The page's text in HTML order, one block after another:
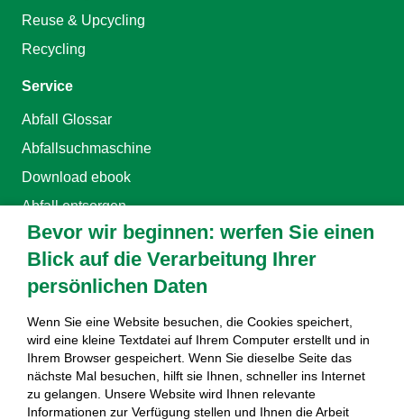
Reuse & Upcycling
Recycling
Service
Abfall Glossar
Abfallsuchmaschine
Download ebook
Abfall entsorgen
Rechtliches
Allgemeine Geschäftsbedingungen
Cookies setzen
Impressum
Schlagworte
Bevor wir beginnen: werfen Sie einen
Blick auf die Verarbeitung Ihrer
persönlichen Daten
Wenn Sie eine Website besuchen, die Cookies speichert,
wird eine kleine Textdatei auf Ihrem Computer erstellt und in
Ihrem Browser gespeichert. Wenn Sie dieselbe Seite das
nächste Mal besuchen, hilft sie Ihnen, schneller ins Internet
zu gelangen. Unsere Website wird Ihnen relevante
Informationen zur Verfügung stellen und Ihnen die Arbeit